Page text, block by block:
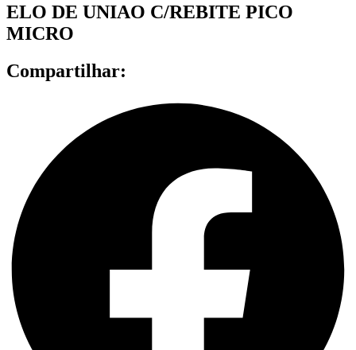
ELO DE UNIAO C/REBITE PICO
MICRO
Compartilhar: